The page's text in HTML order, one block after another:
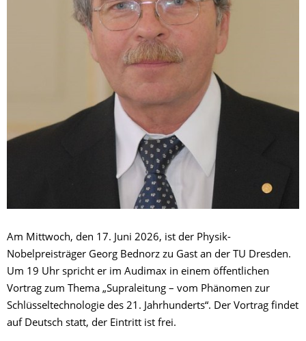
Am Mittwoch, den 17. Juni 2026, ist der Physik-
Nobelpreisträger Georg Bednorz zu Gast an der TU Dresden.
Um 19 Uhr spricht er im Audimax in einem öffentlichen
Vortrag zum Thema „Supraleitung – vom Phänomen zur
Schlüsseltechnologie des 21. Jahrhunderts“. Der Vortrag findet
auf Deutsch statt, der Eintritt ist frei.